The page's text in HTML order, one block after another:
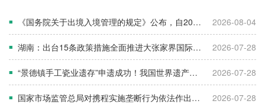
■ 《国务院关于出境入境管理的规定》公布，自2026年9月15日起施行 2026-08-04
■ 湖南：出台15条政策措施全面推进大张家界国际旅游区建设 2026-07-28
■ “景德镇手工瓷业遗存”申遗成功！我国世界遗产达61项 2026-07-28
■ 国家市场监管总局对携程实施垄断行为依法作出行政处罚 2026-07-28